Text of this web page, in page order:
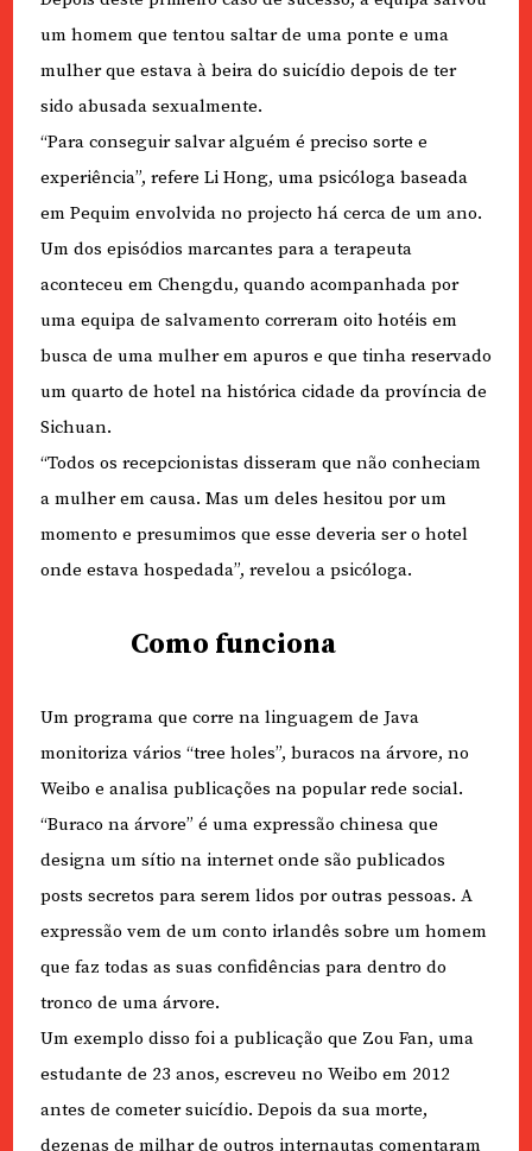
um homem que tentou saltar de uma ponte e uma
mulher que estava à beira do suicídio depois de ter
sido abusada sexualmente.
“Para conseguir salvar alguém é preciso sorte e
experiência”, refere Li Hong, uma psicóloga baseada
em Pequim envolvida no projecto há cerca de um ano.
Um dos episódios marcantes para a terapeuta
aconteceu em Chengdu, quando acompanhada por
uma equipa de salvamento correram oito hotéis em
busca de uma mulher em apuros e que tinha reservado
um quarto de hotel na histórica cidade da província de
Sichuan.
“Todos os recepcionistas disseram que não conheciam
a mulher em causa. Mas um deles hesitou por um
momento e presumimos que esse deveria ser o hotel
onde estava hospedada”, revelou a psicóloga.
Como funciona
Um programa que corre na linguagem de Java
monitoriza vários “tree holes”, buracos na árvore, no
Weibo e analisa publicações na popular rede social.
“Buraco na árvore” é uma expressão chinesa que
designa um sítio na internet onde são publicados
posts secretos para serem lidos por outras pessoas. A
expressão vem de um conto irlandês sobre um homem
que faz todas as suas confidências para dentro do
tronco de uma árvore.
Um exemplo disso foi a publicação que Zou Fan, uma
estudante de 23 anos, escreveu no Weibo em 2012
antes de cometer suicídio. Depois da sua morte,
dezenas de milhar de outros internautas comentaram